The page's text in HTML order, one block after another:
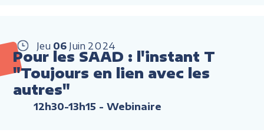
Jeu 06 Juin 2024
Pour les SAAD : l'instant T
"Toujours en lien avec les
autres"
12h30-13h15 - Webinaire